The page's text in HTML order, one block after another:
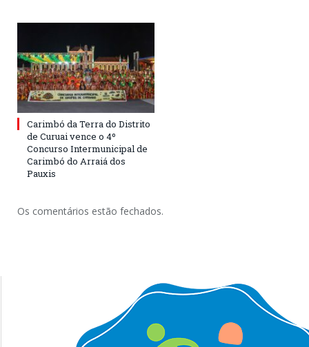
Carimbó da Terra do Distrito
de Curuai vence o 4º
Concurso Intermunicipal de
Carimbó do Arraiá dos
Pauxis
Os comentários estão fechados.